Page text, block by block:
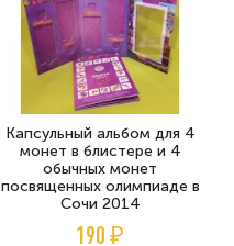
Капсульный альбом для 4
монет в блистере и 4
обычных монет
посвященных олимпиаде в
Сочи 2014
190 ₽